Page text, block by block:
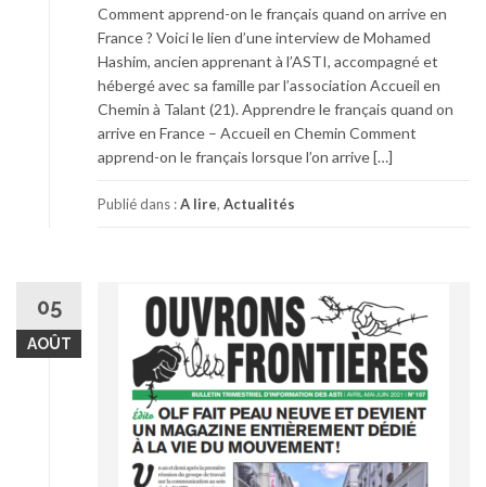
Comment apprend-on le français quand on arrive en
France ? Voici le lien d’une interview de Mohamed
Hashim, ancien apprenant à l’ASTI, accompagné et
hébergé avec sa famille par l’association Accueil en
Chemin à Talant (21). Apprendre le français quand on
arrive en France – Accueil en Chemin Comment
apprend-on le français lorsque l’on arrive […]
Publié dans :A lire, Actualités
05
AOÛT